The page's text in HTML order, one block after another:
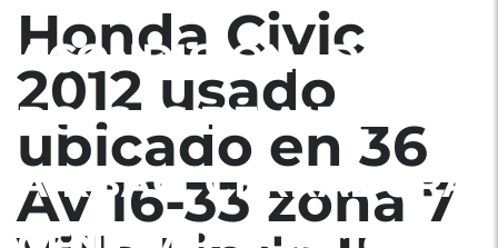
ACONDICIONADO,
BOLSAS DE AIRE
AIRBAG, CERRADURA
Honda Civic
2012 usado
ubicado en 36
Av 16-33 zona 7